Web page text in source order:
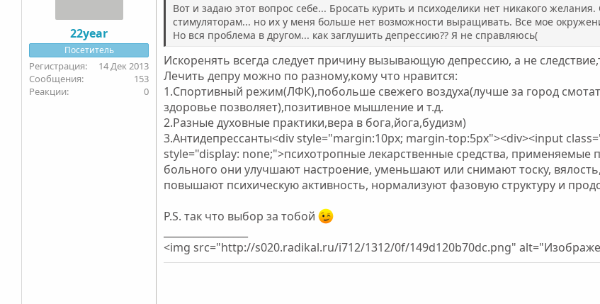
22year
Посетитель
14 Дек 2013
153
0
Вот и задаю этот вопрос себе... Бросать курить и психоделики нет никакого
стимуляторам... но их у меня больше нет возможности выращивать. Все мое
Но вся проблема в другом... как заглушить депрессию?? Я не справляюсь(
Искоренять всегда следует причину вызывающую депрессию, а не
Лечить депру можно по разному,кому что нравится:
1.Cпортивный режим(ЛФК),побольше свежего воздуха(лучше за город
здоровье позволяет),позитивное мышление и т.д.
2.Разные духовные практики,вера в бога,йога,будизм)
3.Антидепрессанты<div style="margin:10px; margin-top:5px"><div><input
style="display: none;">психотропные лекарственные средства, применяемые
больного они улучшают настроение, уменьшают или снимают тоску,
повышают психическую активность, нормализуют фазовую структуру и
P.S. так что выбор за тобой
<img src="http://s020.radikal.ru/i712/1312/0f/149d120b70dc.png"